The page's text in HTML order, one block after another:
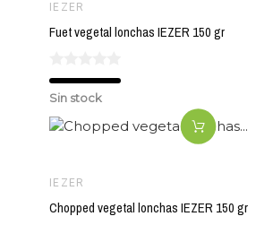
IEZER
Fuet vegetal lonchas IEZER 150 gr
Sin stock
IEZER
Chopped vegetal lonchas IEZER 150 gr